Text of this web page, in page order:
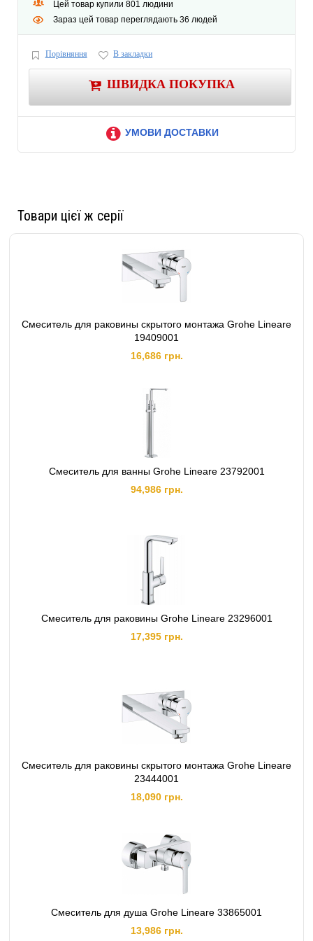
Цей товар купили 801 людини
Зараз цей товар переглядають 36 людей
Порівняння В закладки
ШВИДКА ПОКУПКА
УМОВИ ДОСТАВКИ
Товари цієї ж серії
Смеситель для раковины скрытого монтажа Grohe Lineare
19409001
16,686 грн.
Смеситель для ванны Grohe Lineare 23792001
94,986 грн.
Смеситель для раковины Grohe Lineare 23296001
17,395 грн.
Смеситель для раковины скрытого монтажа Grohe Lineare
23444001
18,090 грн.
Смеситель для душа Grohe Lineare 33865001
13,986 грн.